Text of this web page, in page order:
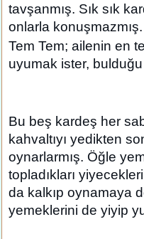
tavşanmış. Sık sık
onlarla konuşmazmış.
Tem Tem; ailenin en
uyumak ister, bulduğu
Bu beş kardeş her
kahvaltıyı yedikten
oynarlarmış. Öğle
topladıkları
da kalkıp oynamaya
yemeklerini de yiyip